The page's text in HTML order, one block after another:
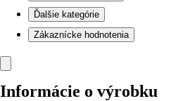
Ďalšie kategórie
Zákaznícke hodnotenia
Informácie o výrobku